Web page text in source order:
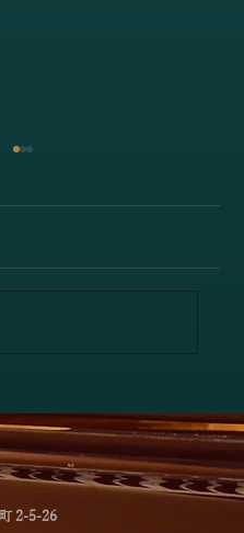
話と共鳴―」のお知
2-5-26